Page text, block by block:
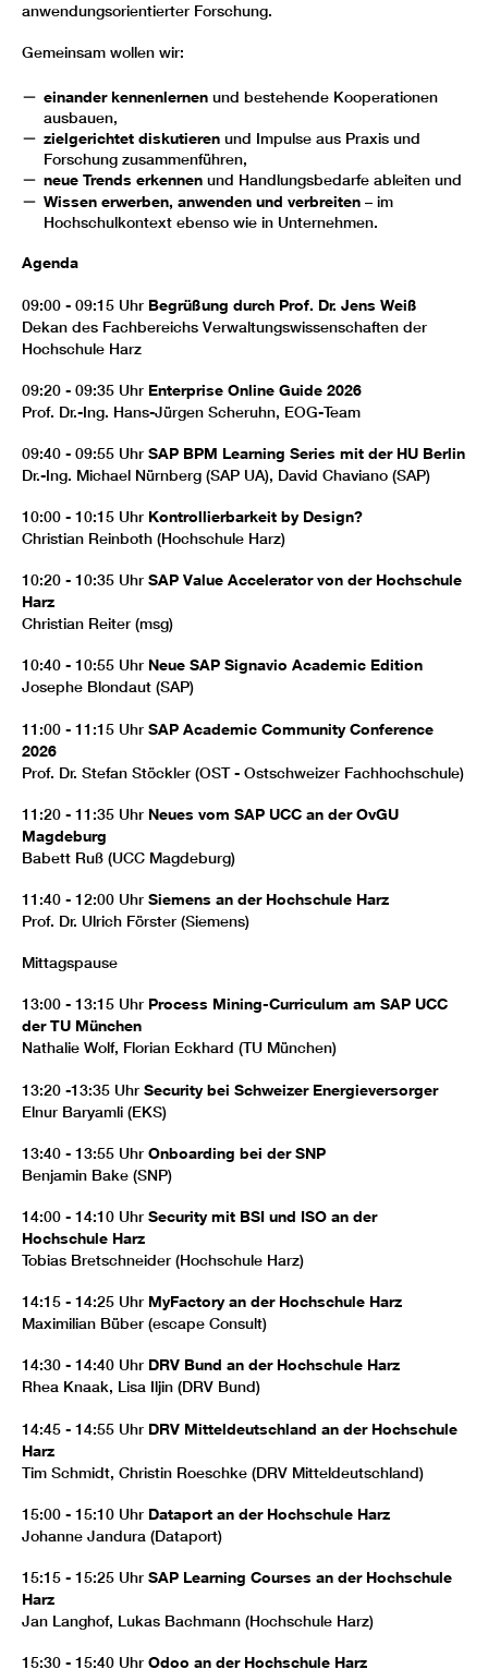
anwendungsorientierter Forschung.
Gemeinsam wollen wir:
einander kennenlernenund bestehende Kooperationen
ausbauen,
zielgerichtet diskutierenund Impulse aus Praxis und
Forschung zusammenführen,
neue Trends erkennenund Handlungsbedarfe ableiten und
Wissen erwerben, anwenden und verbreiten– im
Hochschulkontext ebenso wie in Unternehmen.
Agenda
09:00 - 09:15 Uhr Begrüßung durch Prof. Dr. Jens Weiß
Dekan des Fachbereichs Verwaltungswissenschaften der
Hochschule Harz
09:20 - 09:35 Uhr Enterprise Online Guide 2026
Prof. Dr.-Ing. Hans-Jürgen Scheruhn, EOG-Team
09:40 - 09:55 Uhr SAP BPM Learning Series mit der HU Berlin
Dr.-Ing. Michael Nürnberg (SAP UA), David Chaviano (SAP)
10:00 - 10:15 Uhr Kontrollierbarkeit byDesign?
Christian Reinboth (Hochschule Harz)
10:20 - 10:35 Uhr SAP Value Accelerator von der Hochschule
Harz
Christian Reiter (msg)
10:40 - 10:55 Uhr Neue SAP Signavio Academic Edition
Josephe Blondaut (SAP)
11:00 - 11:15 Uhr SAP Academic Community Conference
2026
Prof. Dr. Stefan Stöckler (OST - Ostschweizer Fachhochschule)
11:20 - 11:35 Uhr Neues vom SAP UCC an der OvGU
Magdeburg
Babett Ruß (UCC Magdeburg)
11:40 - 12:00 Uhr Siemens an der Hochschule Harz
Prof. Dr. Ulrich Förster (Siemens)
Mittagspause
13:00 - 13:15 Uhr Process Mining-Curriculum am SAP UCC
der TU München
Nathalie Wolf, Florian Eckhard (TU München)
13:20 -13:35 Uhr Security bei Schweizer Energieversorger
Elnur Baryamli (EKS)
13:40 - 13:55 Uhr Onboarding bei der SNP
Benjamin Bake (SNP)
14:00 - 14:10 Uhr Security mit BSI und ISO an der
Hochschule Harz
Tobias Bretschneider (Hochschule Harz)
14:15 - 14:25 Uhr MyFactory an der Hochschule Harz
Maximilian Büber (escape Consult)
14:30 - 14:40 Uhr DRV Bund an der Hochschule Harz
Rhea Knaak, Lisa Iljin (DRV Bund)
14:45 - 14:55 Uhr DRV Mitteldeutschland an der Hochschule
Harz
Tim Schmidt, Christin Roeschke (DRV Mitteldeutschland)
15:00 - 15:10 Uhr Dataport an der Hochschule Harz
Johanne Jandura (Dataport)
15:15 - 15:25 Uhr SAP Learning Courses an der Hochschule
Harz
Jan Langhof, Lukas Bachmann (Hochschule Harz)
15:30 - 15:40 Uhr Odoo an der Hochschule Harz